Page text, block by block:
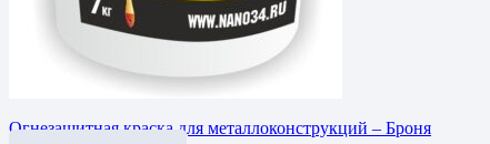
Огнезащитная краска для металлоконструкций – Броня